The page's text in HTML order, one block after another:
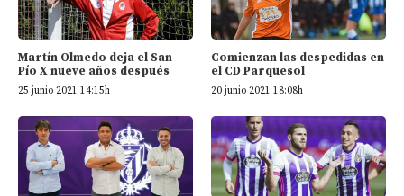
Martín Olmedo deja el San
Pío X nueve años después
25 junio 2021 14:15h
Comienzan las despedidas en
el CD Parquesol
20 junio 2021 18:08h